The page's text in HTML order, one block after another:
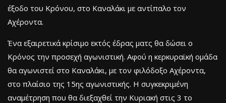
έξοδο του Κρόνου, στο Καναλάκι με αντίπαλο τον
Αχέροντα.
Ένα εξαιρετικά κρίσιμο εκτός έδρας ματς θα δώσει ο
Κρόνος την προσεχή αγωνιστική. Αφού η κερκυραϊκή ομάδα
θα αγωνιστεί στο Καναλάκι, με τον φιλόδοξο Αχέροντα,
στο πλαίσιο της 15ης αγωνιστικής. Η συγκεκριμένη
αναμέτρηση που θα διεξαχθεί την Κυριακή στις 3 το